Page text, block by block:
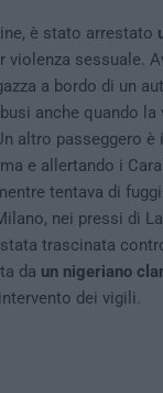
è stato arrestato
violenza sessuale.
a bordo di un
anche quando la
altro passeggero è
e allertando i
tentava di
nei pressi di
trascinata
da un nigeriano
dei vigili.